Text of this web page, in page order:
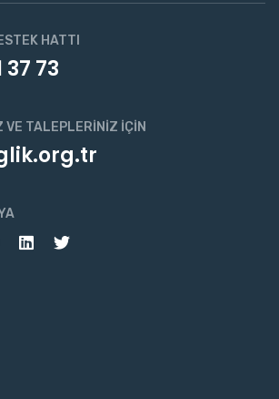
HATTI
37 73
VE TALEPLERINIZ İÇIN